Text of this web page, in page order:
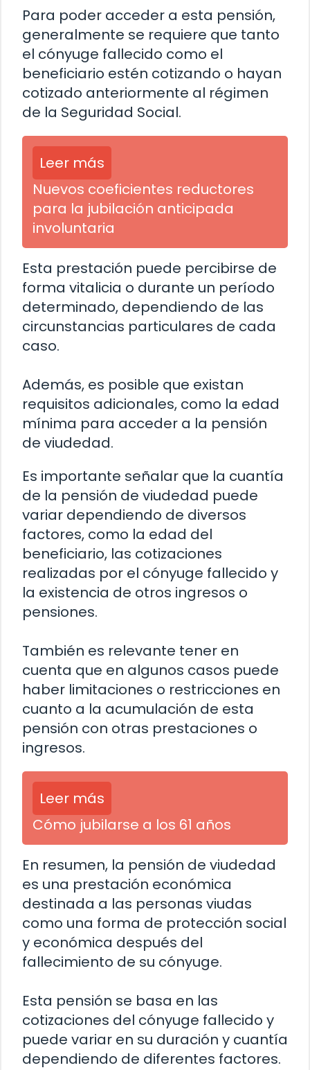
Para poder acceder a esta pensión,
generalmente se requiere que tanto
el cónyuge fallecido como el
beneficiario estén cotizando o hayan
cotizado anteriormente al régimen
de la Seguridad Social.
Leer más
Nuevos coeficientes reductores
para la jubilación anticipada
involuntaria
Esta prestación puede percibirse de
forma vitalicia o durante un período
determinado, dependiendo de las
circunstancias particulares de cada
caso.
Además, es posible que existan
requisitos adicionales, como la edad
mínima para acceder a la pensión
de viudedad.
Es importante señalar que la cuantía
de la pensión de viudedad puede
variar dependiendo de diversos
factores, como la edad del
beneficiario, las cotizaciones
realizadas por el cónyuge fallecido y
la existencia de otros ingresos o
pensiones.
También es relevante tener en
cuenta que en algunos casos puede
haber limitaciones o restricciones en
cuanto a la acumulación de esta
pensión con otras prestaciones o
ingresos.
Leer más
Cómo jubilarse a los 61 años
En resumen, la pensión de viudedad
es una prestación económica
destinada a las personas viudas
como una forma de protección social
y económica después del
fallecimiento de su cónyuge.
Esta pensión se basa en las
cotizaciones del cónyuge fallecido y
puede variar en su duración y cuantía
dependiendo de diferentes factores.